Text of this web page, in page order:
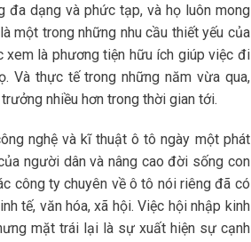
đa dạng và phức tạp, và họ luôn mong
một trong những nhu cầu thiết yếu của
là phương tiện hữu ích giúp việc đi
Và thực tế trong những năm vừa qua,
nhiều hơn trong thời gian tới.
nghệ và kĩ thuật ô tô ngày một phát
người dân và nâng cao đời sống con
công ty chuyên về ô tô nói riêng đã có
tế, văn hóa, xã hội. Việc hội nhập kinh
mặt trái lại là sự xuất hiện sự cạnh